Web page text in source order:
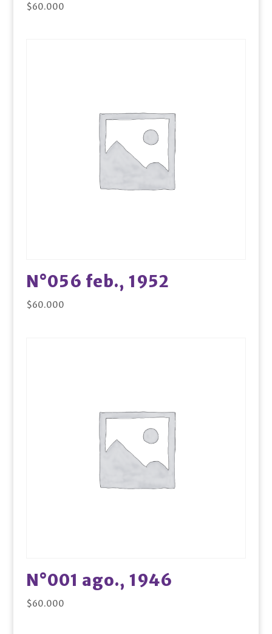
$60.000
N°056 feb., 1952
$60.000
N°001 ago., 1946
$60.000